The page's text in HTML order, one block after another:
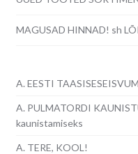
MAGUSAD HINNAD! sh
A. EESTI
A. PULMATORDI
kaunistamiseks
A. TERE, KOOL!